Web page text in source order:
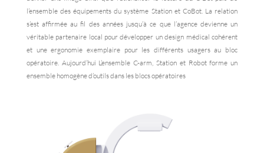
l’ensemble des équipements du système Station et CoBot. La relation
s’est affirmée au fil des années jusqu’à ce que l’agence devienne un
véritable partenaire local pour développer un design médical cohérent
et une ergonomie exemplaire pour les différents usagers au bloc
opératoire. Aujourd’hui L’ensemble C-arm, Station et Robot forme un
ensemble homogène d’outils dans les blocs opératoires